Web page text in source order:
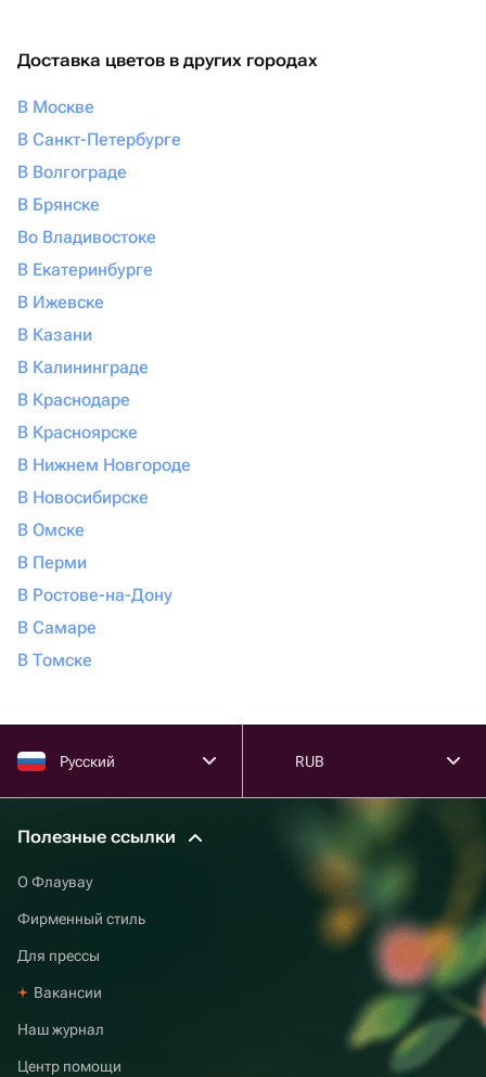
Доставка цветов в других городах
В Москве
В Санкт-Петербурге
В Волгограде
В Брянске
Во Владивостоке
В Екатеринбурге
В Ижевске
В Казани
В Калининграде
В Краснодаре
В Красноярске
В Нижнем Новгороде
В Новосибирске
В Омске
В Перми
В Ростове-на-Дону
В Самаре
В Томске
Русский RUB
Полезные ссылки
О Флаувау
Фирменный стиль
Для прессы
Вакансии
Наш журнал
Центр помощи